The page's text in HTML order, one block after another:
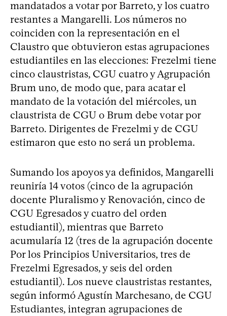
mandatados a votar por Barreto, y los cuatro
restantes a Mangarelli. Los números no
coinciden con la representación en el
Claustro que obtuvieron estas agrupaciones
estudiantiles en las elecciones: Frezelmi tiene
cinco claustristas, CGU cuatro y Agrupación
Brum uno, de modo que, para acatar el
mandato de la votación del miércoles, un
claustrista de CGU o Brum debe votar por
Barreto. Dirigentes de Frezelmi y de CGU
estimaron que esto no será un problema.
Sumando los apoyos ya definidos, Mangarelli
reuniría 14 votos (cinco de la agrupación
docente Pluralismo y Renovación, cinco de
CGU Egresados y cuatro del orden
estudiantil), mientras que Barreto
acumularía 12 (tres de la agrupación docente
Por los Principios Universitarios, tres de
Frezelmi Egresados, y seis del orden
estudiantil). Los nueve claustristas restantes,
según informó Agustín Marchesano, de CGU
Estudiantes, integran agrupaciones de